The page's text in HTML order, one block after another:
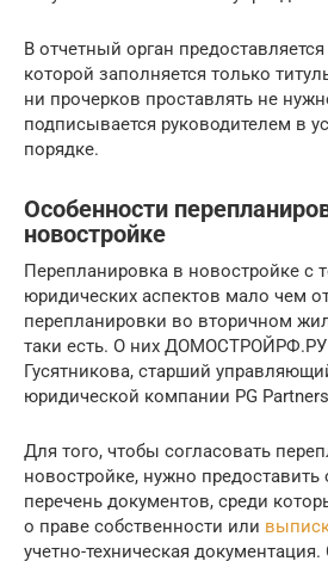
В отчетный орган
которой заполняется только
ни прочерков проставлять не
подписывается руководителем в
порядке.
Особенности
новостройке
Перепланировка в новостройке с
юридических аспектов мало чем
перепланировки во вторичном
таки есть. О них ДОМОСТРОЙРФ.РУ
Гусятникова, старший
юридической компании PG
Для того, чтобы согласовать
новостройке, нужно
перечень документов, среди
о праве собственности или
учетно-техническая